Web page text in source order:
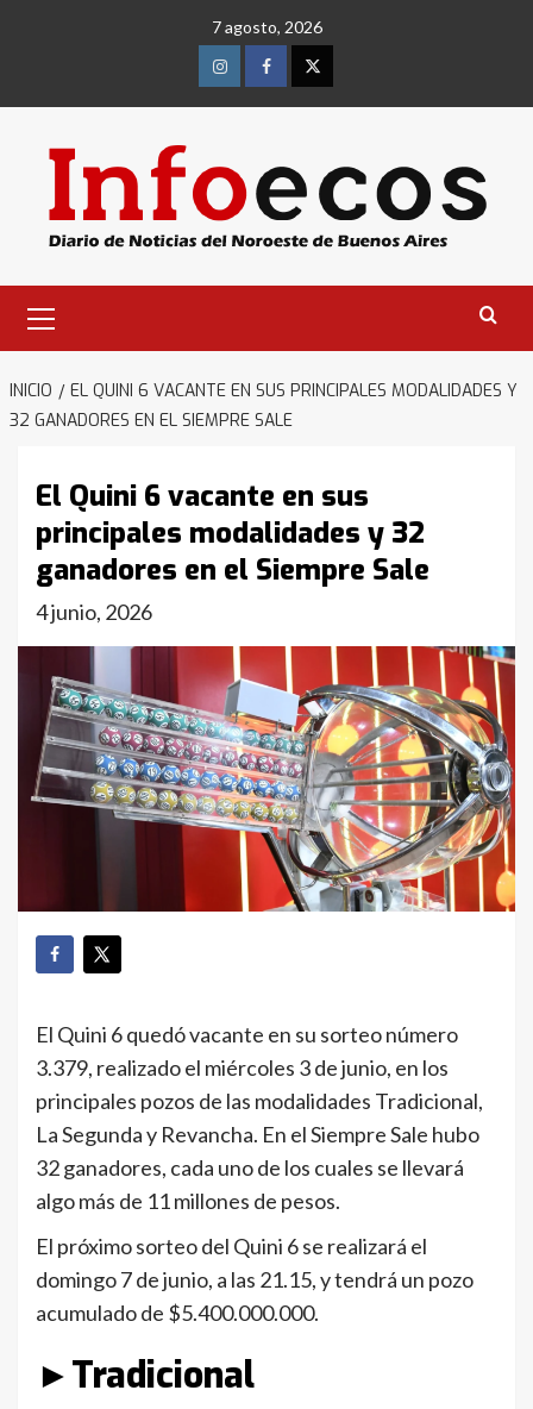
7 agosto, 2026
InstagramFacebookTwitter
primario
INICIO
EL QUINI 6 VACANTE EN SUS PRINCIPALES MODALIDADES Y
32 GANADORES EN EL SIEMPRE SALE
El Quini 6 vacante en sus
principales modalidades y 32
ganadores en el Siempre Sale
4 junio, 2026
El Quini 6 quedó vacante en su sorteo número
3.379, realizado el miércoles 3 de junio, en los
principales pozos de las modalidades Tradicional,
La Segunda y Revancha. En el Siempre Sale hubo
32 ganadores, cada uno de los cuales se llevará
algo más de 11 millones de pesos.
El próximo sorteo del Quini 6 se realizará el
domingo 7 de junio, a las 21.15, y tendrá un pozo
acumulado de $5.400.000.000.
►Tradicional